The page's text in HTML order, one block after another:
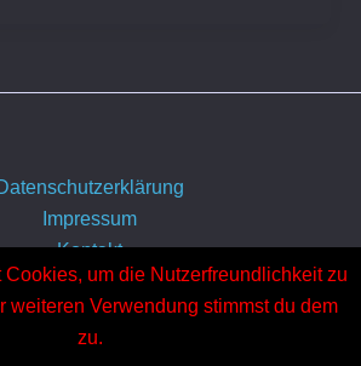
Impressum
Kontakt
Über uns
Cookies, um die Nutzerfreundlichkeit zu
weiteren Verwendung stimmst du dem
zu.